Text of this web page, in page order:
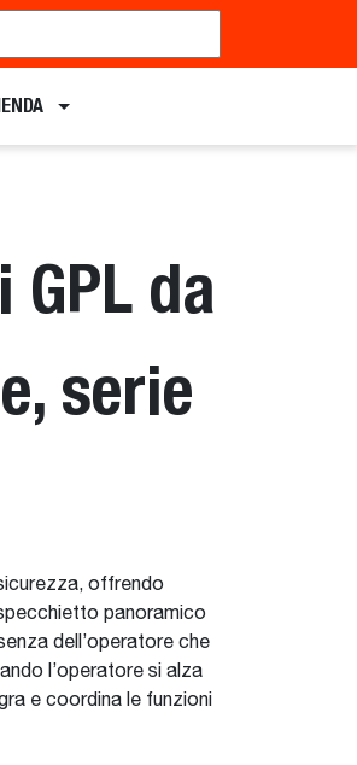
da
serie
offrendo
panoramico
dell’operatore che
l’operatore si alza
e coordina le funzioni